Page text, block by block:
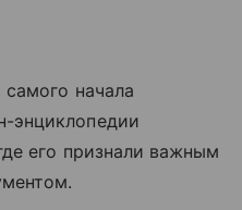
самого начала
энциклопедии
его признали важным